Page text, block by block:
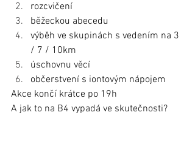
rozcvičení
běžeckou abecedu
výběh ve skupinách s vedením na 3
/ 7 / 10km
úschovnu věcí
občerstvení s iontovým nápojem
Akce končí krátce po 19h
A jak to na B4 vypadá ve skutečnosti?